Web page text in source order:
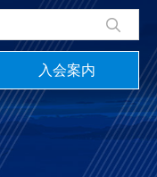
入会案内